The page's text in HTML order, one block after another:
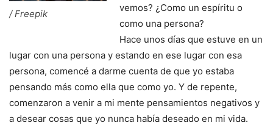
/ Freepik
vemos? ¿Como un espíritu o
como una persona?
Hace unos días que estuve en un
lugar con una persona y estando en ese lugar con esa
persona, comencé a darme cuenta de que yo estaba
pensando más como ella que como yo. Y de repente,
comenzaron a venir a mi mente pensamientos negativos y
a desear cosas que yo nunca había deseado en mi vida.